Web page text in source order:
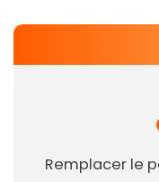
Remplacer le